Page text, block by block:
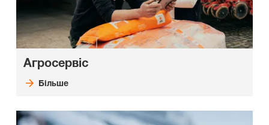
Агросервіс
Більше